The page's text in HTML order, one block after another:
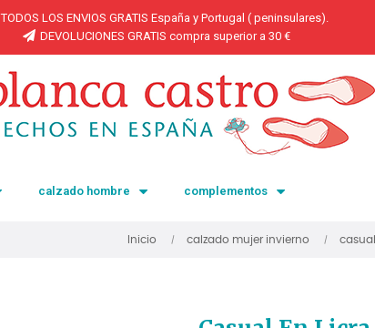
TODOS LOS ENVIOS GRATIS España y Portugal ( peninsulares).
DEVOLUCIONES GRATIS compra superior a 30 €
calzado hombre complementos
Inicio calzado mujer invierno casual